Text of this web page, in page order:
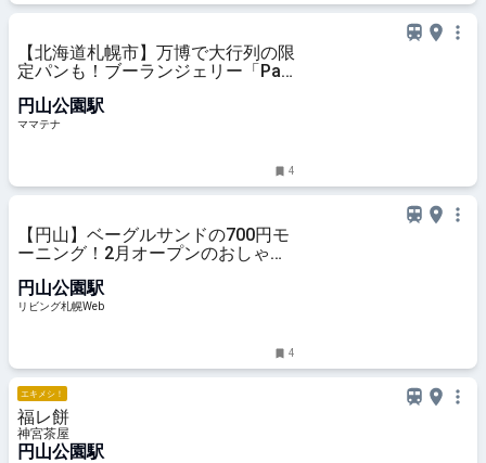
【北海道札幌市】万博で大行列の限
定パンも！ブーランジェリー「Pain
ママテナ
円山公園駅
ママテナ
4
【円山】ベーグルサンドの700円モ
ーニング！2月オープンのおしゃれ
円山公園駅
リビング札幌Web
4
エキメシ！
福レ餅
神宮茶屋
円山公園駅